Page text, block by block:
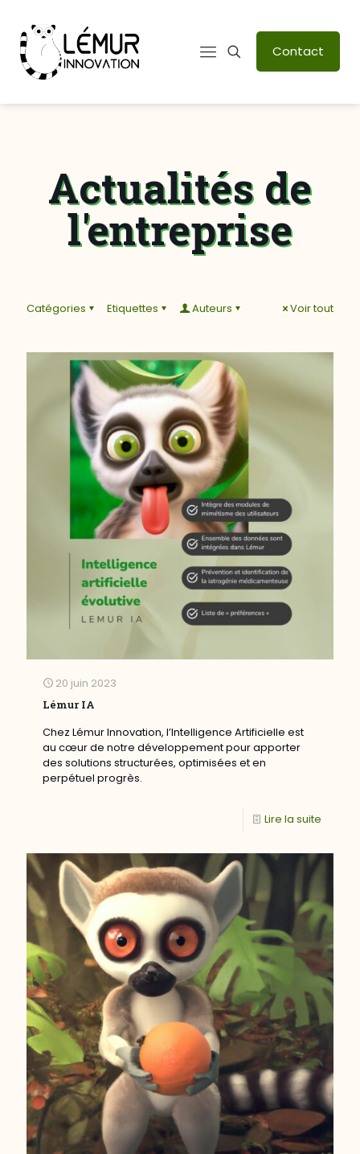
Contact
Actualités de
l'entreprise
Catégories Etiquettes Auteurs Voir tout
20 juin 2023
Lémur IA
Chez Lémur Innovation, l’Intelligence Artificielle est
au cœur de notre développement pour apporter
des solutions structurées, optimisées et en
perpétuel progrès.
Lire la suite